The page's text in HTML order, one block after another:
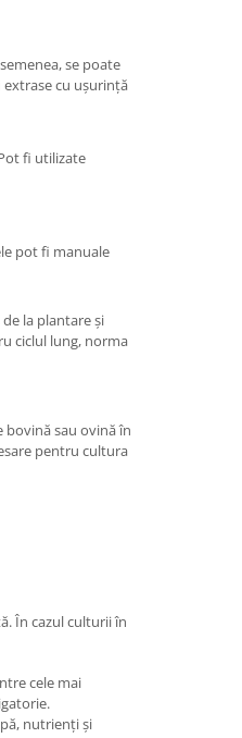
se poate
extrase cu ușurință
fi utilizate
pot fi manuale
la plantare și
ciclul lung, norma
bovină sau ovină în
pentru cultura
În cazul culturii în
cele mai
nutrienți și